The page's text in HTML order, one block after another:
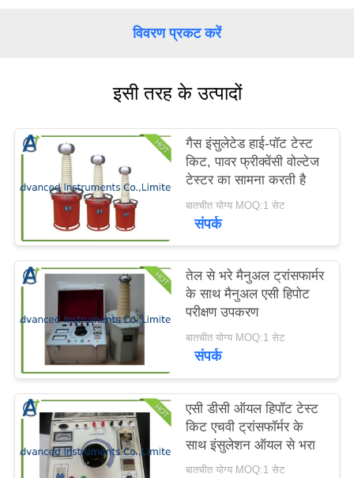
करें
साइटमैप
PRIVACY
POLICY
विवरण प्रकट करें
इसी तरह के उत्पादों
गैस इंसुलेटेड हाई-पॉट टेस्ट
किट, पावर फ्रीक्वेंसी वोल्टेज
टेस्टर का सामना करती है
बातचीत योग्य MOQ:1 सेट
संपर्क
तेल से भरे मैनुअल ट्रांसफार्मर
के साथ मैनुअल एसी हिपोट
परीक्षण उपकरण
बातचीत योग्य MOQ:1 सेट
संपर्क
एसी डीसी ऑयल हिपॉट टेस्ट
किट एचवी ट्रांसफॉर्मर के
साथ इंसुलेशन ऑयल से भरा
बातचीत योग्य MOQ:1 सेट